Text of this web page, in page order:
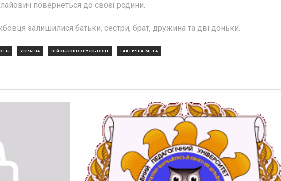
повернеться до своєї родини.
залишилися батьки, сестри, брат, дружина та дві доньки.
УКРАЇНА ВІЙСЬКОВОСЛУЖБОВЦІ ТАКТИЧНА МЕТА